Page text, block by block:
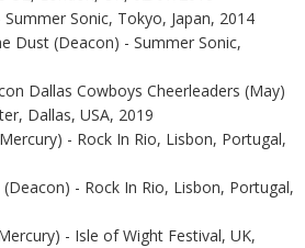
Sonic, Tokyo, Japan, 2014
Dust (Deacon) - Summer Sonic,
Dallas Cowboys Cheerleaders (May)
Dallas, USA, 2019
- Rock In Rio, Lisbon, Portugal,
- Rock In Rio, Lisbon, Portugal,
- Isle of Wight Festival, UK,